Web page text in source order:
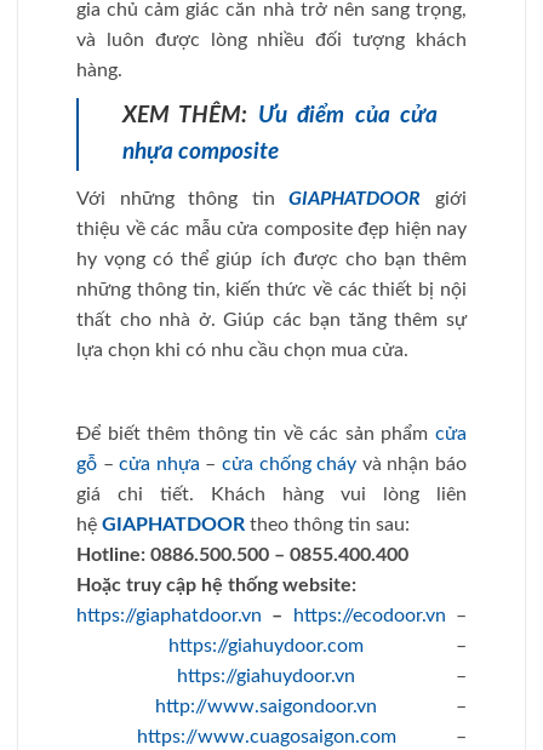
gia chủ cảm giác căn nhà trở nên sang trọng,
và luôn được lòng nhiều đối tượng khách
hàng.
XEM THÊM: Ưu điểm của cửa
nhựa composite
Với những thông tinGIAPHATDOOR giới
thiệu về các mẫu cửa composite đẹp hiện nay
hy vọng có thể giúp ích được cho bạn thêm
những thông tin, kiến thức về các thiết bị nội
thất cho nhà ở. Giúp các bạn tăng thêm sự
lựa chọn khi có nhu cầu chọn mua cửa.
Để biết thêm thông tin về các sản phẩm cửa
gỗ –cửa nhựa –cửa chống cháy và nhận báo
giá chi tiết. Khách hàng vui lòng liên
hệ GIAPHATDOOR theo thông tin sau:
Hotline: 0886.500.500 – 0855.400.400
Hoặc truy cập hệ thống website:
https://giaphatdoor.vn
– https://ecodoor.vn –
https://giahuydoor.com –
https://giahuydoor.vn –
http://www.saigondoor.vn –
https://www.cuagosaigon.com–